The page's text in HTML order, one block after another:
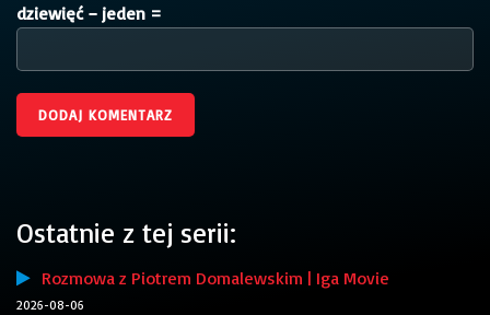
dziewięć − jeden =
Ostatnie z tej serii:
Rozmowa z Piotrem Domalewskim | Iga Movie
2026-08-06